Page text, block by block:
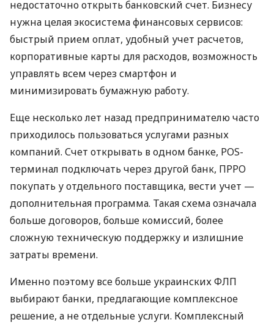
недостаточно открыть банковский счет. Бизнесу
нужна целая экосистема финансовых сервисов:
быстрый прием оплат, удобный учет расчетов,
корпоративные карты для расходов, возможность
управлять всем через смартфон и
минимизировать бумажную работу.
Еще несколько лет назад предпринимателю часто
приходилось пользоваться услугами разных
компаний. Счет открывать в одном банке, POS-
терминал подключать через другой банк, ПРРО
покупать у отдельного поставщика, вести учет —
дополнительная программа. Такая схема означала
больше договоров, больше комиссий, более
сложную техническую поддержку и излишние
затраты времени.
Именно поэтому все больше украинских ФЛП
выбирают банки, предлагающие комплексное
решение, а не отдельные услуги. Комплексный